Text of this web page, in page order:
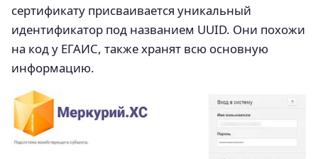
сертификату присваивается уникальный
идентификатор под названием UUID. Они похожи
на код у ЕГАИС, также хранят всю основную
информацию.